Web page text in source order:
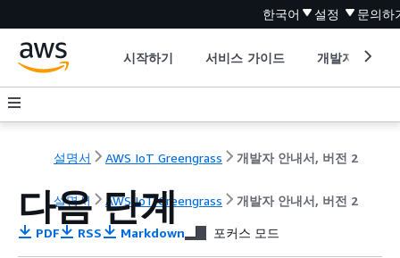
한국어 설정 문의하
시작하기 서비스 가이드 개발자 도구
설명서 AWS IoT Greengrass 개발자 안내서, 버전 2
설명서 AWS IoT Greengrass 개발자 안내서, 버전 2
다음 단계
PDF RSS Markdown 포커스 모드